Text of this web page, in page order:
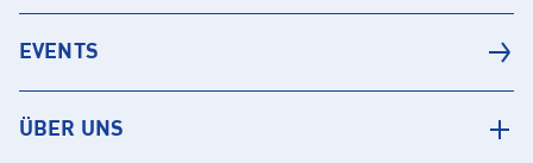
EVENTS
ÜBER UNS